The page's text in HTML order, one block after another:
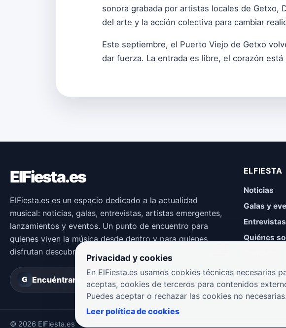
sonora grabada por artistas locales de Getxo,
del arte y la acción colectiva para cambiar
Este septiembre, el Puerto Viejo de Getxo
dar fuerza. La entrada es libre, el corazón está
ElFiesta.es
ElFiesta.es es un espacio dedicado a la actualidad
musical: noticias, galas, entrevistas, artistas emergentes,
lanzamientos y eventos. Un punto de encuentro para
quienes viven la música desde dentro y para quienes
disfrutan descubriendo nuevas propuestas.
G Encuéntranos en Groover
ELFIESTA
Noticias
Galas y
Entrevistas
Quiénes
© 2026 ElFiesta.es
Privacidad y cookies
En ElFiesta.es usamos cookies técnicas necesarias
aceptas, cookies de terceros para contenidos
Puedes aceptar o rechazar las cookies no necesarias.
Leer política de cookies